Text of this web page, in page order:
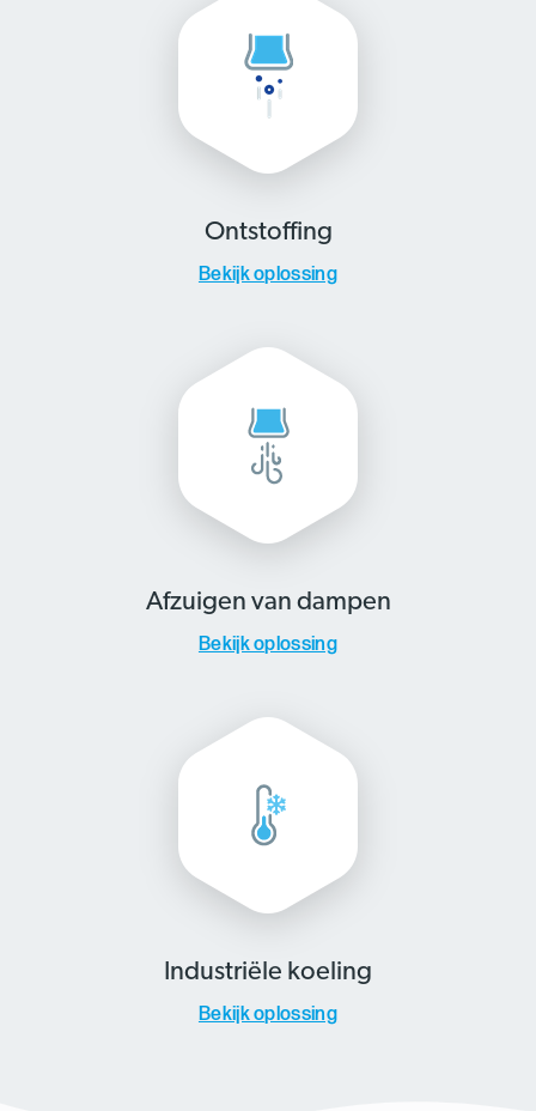
Ontstoffing
Bekijk oplossing
Afzuigen van dampen
Bekijk oplossing
Industriële koeling
Bekijk oplossing